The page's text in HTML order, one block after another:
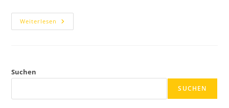
Weiterlesen 2012.03.04
Skifahren
Suchen
SUCHEN